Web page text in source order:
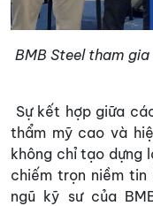
BMB Steel tham
Sự kết hợp giữa
thẩm mỹ cao và
không chỉ tạo dựng
chiếm trọn niềm
ngũ kỹ sư của